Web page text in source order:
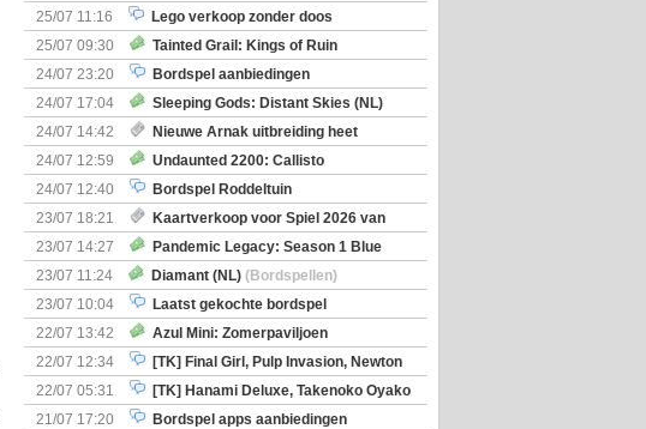
25/07 11:16
Lego verkoop zonder doos
25/07 09:30
Tainted Grail: Kings of Ruin
Uitbreiding: Wyrd Encounters(Bordspellen)
24/07 23:20
Bordspel aanbiedingen
24/07 17:04
Sleeping Gods: Distant Skies (NL)
(Bordspellen)
24/07 14:42
Nieuwe Arnak uitbreiding heet
Surprise Shipments
24/07 12:59
Undaunted 2200: Callisto
(Bordspellen)
24/07 12:40
Bordspel Roddeltuin
23/07 18:21
Kaartverkoop voor Spiel 2026 van
start
23/07 14:27
Pandemic Legacy: Season 1 Blue
(Bordspellen)
23/07 11:24 Diamant (NL) (Bordspellen)
23/07 10:04
Laatst gekochte bordspel
22/07 13:42
Azul Mini: Zomerpaviljoen
(Bordspellen)
22/07 12:34
[TK] Final Girl, Pulp Invasion, Newton
& Great Discoveries
22/07 05:31
[TK] Hanami Deluxe, Takenoko Oyako
bigbox
21/07 17:20
Bordspel apps aanbiedingen